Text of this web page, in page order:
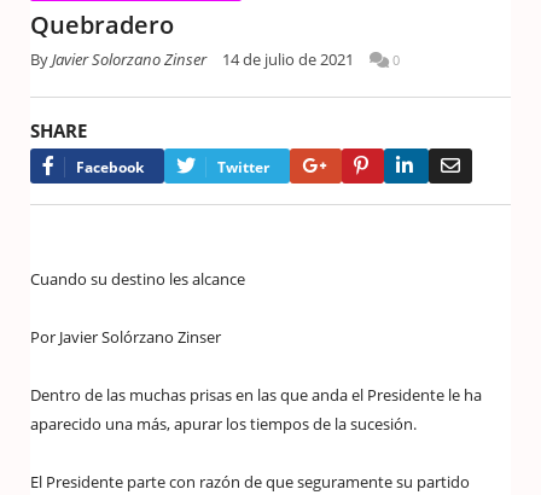
Quebradero
ByJavier Solorzano Zinser 14 de julio de 2021 0
SHARE
Facebook Twitter Google+PinterestLinkedIn
Cuando su destino les alcance
Por Javier Solórzano Zinser
Dentro de las muchas prisas en las que anda el Presidente le ha
aparecido una más, apurar los tiempos de la sucesión.
El Presidente parte con razón de que seguramente su partido